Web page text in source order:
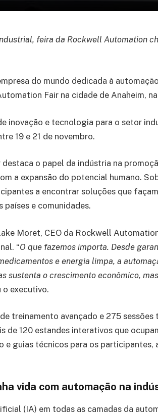
feira da Rockwell Automation
do mundo dedicada à
Fair na cidade de Anaheim,
inovação e tecnologia para o setor
19 e 21 de novembro.
o papel da indústria na
a expansão do potencial humano.
a encontrar soluções que
países e comunidades.
Moret, CEO da Rockwell
“O que fazemos importa. Desde
e energia limpa, a
sustenta o crescimento econômico,
o executivo.
treinamento avançado e 275
de 120 estandes interativos que
e guias técnicos para os participantes,
vida com automação na
(IA) em todas as camadas da